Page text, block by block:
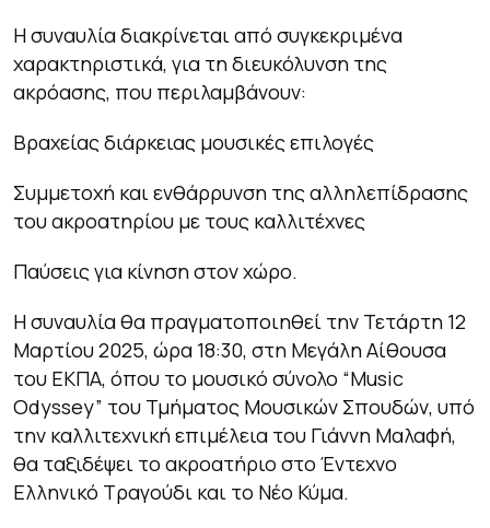
Η συναυλία διακρίνεται από συγκεκριμένα
χαρακτηριστικά, για τη διευκόλυνση της
ακρόασης, που περιλαμβάνουν:
Βραχείας διάρκειας μουσικές επιλογές
Συμμετοχή και ενθάρρυνση της αλληλεπίδρασης
του ακροατηρίου με τους καλλιτέχνες
Παύσεις για κίνηση στον χώρο.
Η συναυλία θα πραγματοποιηθεί την Τετάρτη 12
Μαρτίου 2025, ώρα 18:30, στη Μεγάλη Αίθουσα
του ΕΚΠΑ, όπου το μουσικό σύνολο “Music
Odyssey” του Τμήματος Μουσικών Σπουδών, υπό
την καλλιτεχνική επιμέλεια του Γιάννη Μαλαφή,
θα ταξιδέψει το ακροατήριο στο Έντεχνο
Ελληνικό Τραγούδι και το Νέο Κύμα.